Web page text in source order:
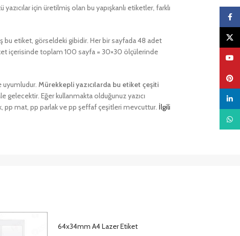
için üretilmiş olan bu yapışkanlı etiketler, farklı
bu etiket, görseldeki gibidir. Her bir sayfada 48 adet
içerisinde toplam 100 sayfa = 30×30 ölçülerinde
uyumludur. Mürekkepli yazıcılarda bu etiket çeşiti
gelecektir. Eğer kullanmakta olduğunuz yazıcı
pp mat, pp parlak ve pp şeffaf çeşitleri mevcuttur. İlgili
64x34mm A4 Lazer Etiket